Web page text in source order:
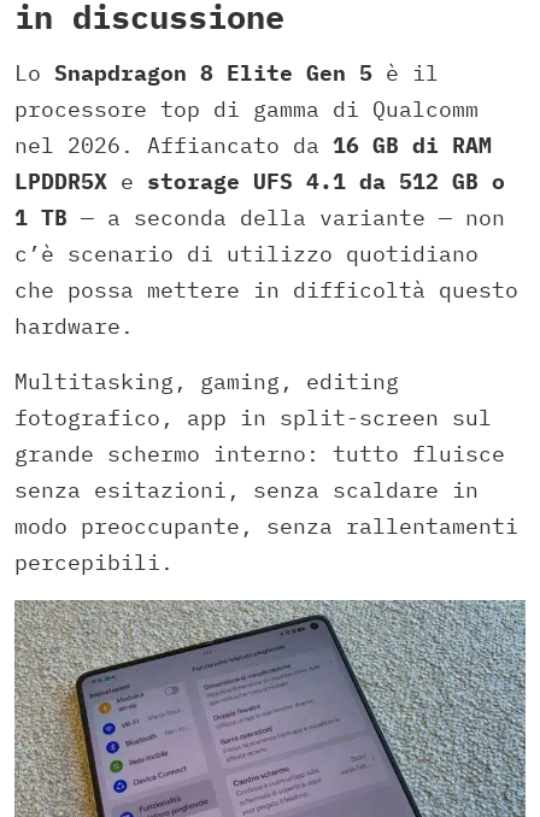
in discussione
Lo Snapdragon 8 Elite Gen 5 è il
processore top di gamma di Qualcomm
nel 2026. Affiancato da 16 GB di RAM
LPDDR5X e storage UFS 4.1 da 512 GB o
1 TB — a seconda della variante — non
c’è scenario di utilizzo quotidiano
che possa mettere in difficoltà questo
hardware.
Multitasking, gaming, editing
fotografico, app in split-screen sul
grande schermo interno: tutto fluisce
senza esitazioni, senza scaldare in
modo preoccupante, senza rallentamenti
percepibili.